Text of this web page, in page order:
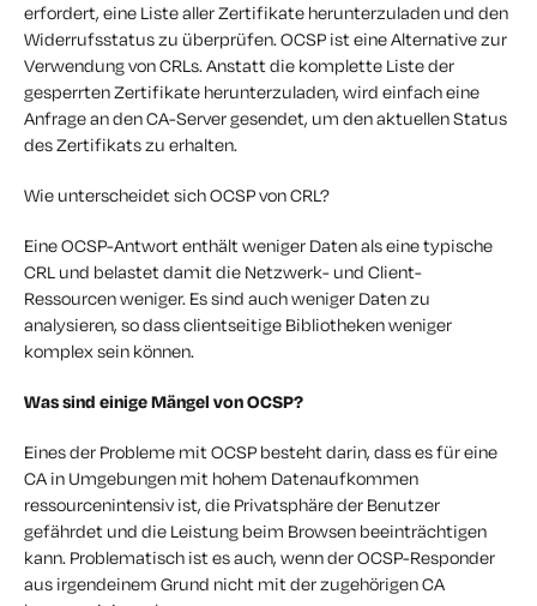
erfordert, eine Liste aller Zertifikate herunterzuladen und den
Widerrufsstatus zu überprüfen. OCSP ist eine Alternative zur
Verwendung von CRLs. Anstatt die komplette Liste der
gesperrten Zertifikate herunterzuladen, wird einfach eine
Anfrage an den CA-Server gesendet, um den aktuellen Status
des Zertifikats zu erhalten.
Wie unterscheidet sich OCSP von CRL?
Eine OCSP-Antwort enthält weniger Daten als eine typische
CRL und belastet damit die Netzwerk- und Client-
Ressourcen weniger. Es sind auch weniger Daten zu
analysieren, so dass clientseitige Bibliotheken weniger
komplex sein können.
Was sind einige Mängel von OCSP?
Eines der Probleme mit OCSP besteht darin, dass es für eine
CA in Umgebungen mit hohem Datenaufkommen
ressourcenintensiv ist, die Privatsphäre der Benutzer
gefährdet und die Leistung beim Browsen beeinträchtigen
kann. Problematisch ist es auch, wenn der OCSP-Responder
aus irgendeinem Grund nicht mit der zugehörigen CA